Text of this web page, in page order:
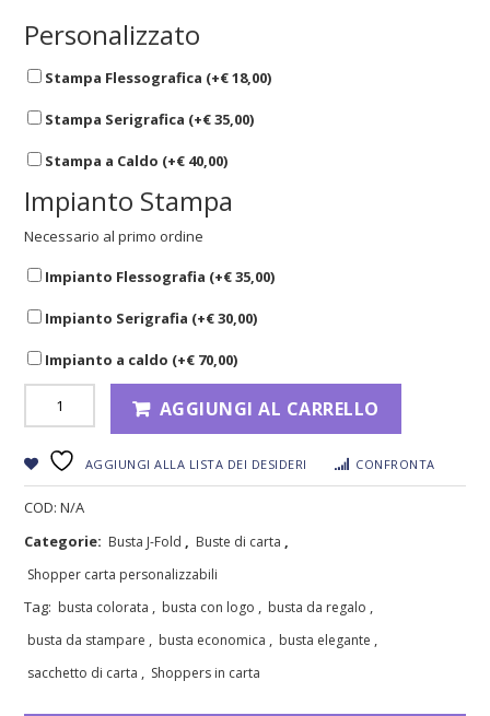
Personalizzato
Stampa Flessografica (+€18,00)
Stampa Serigrafica (+€35,00)
Stampa a Caldo (+€ 40,00)
Impianto Stampa
Necessario al primo ordine
Impianto Flessografia (+€35,00)
Impianto Serigrafia (+€30,00)
Impianto a caldo (+€ 70,00)
AGGIUNGI AL CARRELLO
AGGIUNGI ALLA LISTA DEI DESIDERI CONFRONTA
COD: N/A
Categorie: Busta J-Fold , Buste di carta ,
Shopper carta personalizzabili
Tag: busta colorata , busta con logo , busta da regalo ,
busta da stampare , busta economica , busta elegante ,
sacchetto di carta , Shoppers in carta